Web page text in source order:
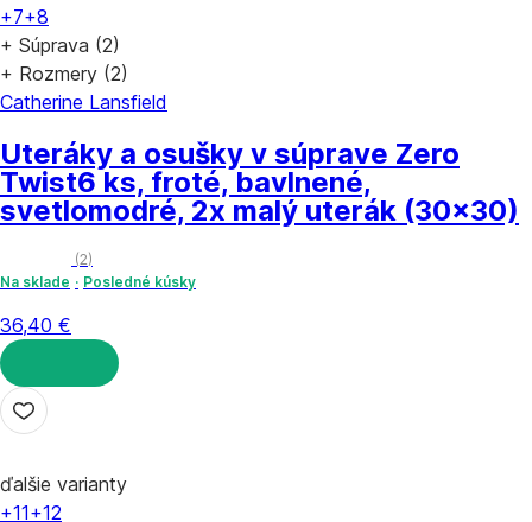
+7+8
+ Súprava (2)
+ Rozmery (2)
Catherine Lansfield
Uteráky a osušky v súprave Zero
Twist6 ks, froté, bavlnené,
svetlomodré, 2x malý uterák (30x30)
(2)
Na sklade
Posledné kúsky
36,40 €
DO KOŠÍKA
ďalšie varianty
+11+12